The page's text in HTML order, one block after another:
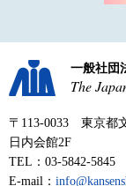
一般社団
The
〒113-0033 東京都
日内会館2F
TEL：03-5842-5845
E-mail：